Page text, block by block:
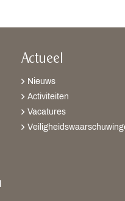
Actueel
Nieuws
Activiteiten
Vacatures